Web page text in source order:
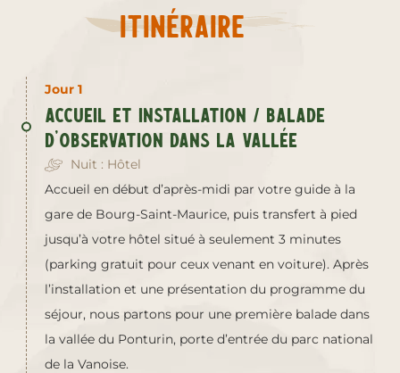
Itinéraire
Jour 1
Accueil et installation / Balade
d’observation dans la vallée
Nuit : Hôtel
Accueil en début d’après-midi par votre guide à la
gare de Bourg-Saint-Maurice, puis transfert à pied
jusqu’à votre hôtel situé à seulement 3 minutes
(parking gratuit pour ceux venant en voiture). Après
l’installation et une présentation du programme du
séjour, nous partons pour une première balade dans
la vallée du Ponturin, porte d’entrée du parc national
de la Vanoise.